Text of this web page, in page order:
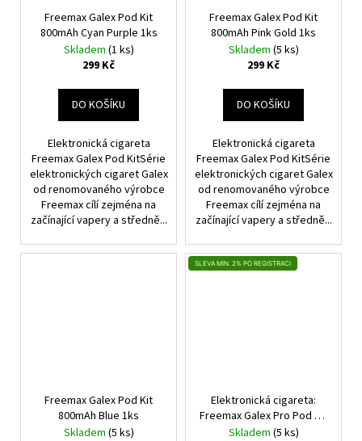
Freemax Galex Pod Kit
800mAh Cyan Purple 1ks
Skladem (1 ks)
299 Kč
DO KOŠÍKU
Elektronická cigareta
Freemax Galex Pod KitSérie
elektronických cigaret Galex
od renomovaného výrobce
Freemax cílí zejména na
začínající vapery a středně...
Freemax Galex Pod Kit
800mAh Pink Gold 1ks
Skladem (5 ks)
299 Kč
DO KOŠÍKU
Elektronická cigareta
Freemax Galex Pod KitSérie
elektronických cigaret Galex
od renomovaného výrobce
Freemax cílí zejména na
začínající vapery a středně...
Freemax Galex Pod Kit
800mAh Blue 1ks
Skladem (5 ks)
SLEVA MIN. 2% PO REGISTRACI
Elektronická cigareta:
Freemax Galex Pro Pod Kit
(800mAh) (Pink Gold)
Skladem (5 ks)